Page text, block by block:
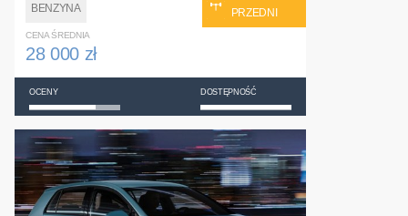
BENZYNA
PRZEDNI
CENA ŚREDNIA
28 000 zł
OCENY DOSTĘPNOŚĆ